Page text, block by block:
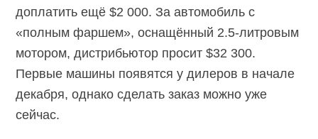
доплатить ещё $2 000. За автомобиль с
«полным фаршем», оснащённый 2.5-литровым
мотором, дистрибьютор просит $32 300.
Первые машины появятся у дилеров в начале
декабря, однако сделать заказ можно уже
сейчас.